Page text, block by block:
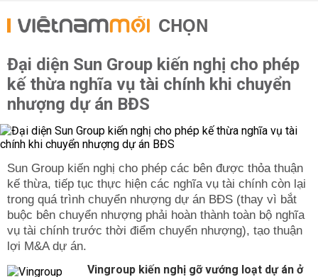
CHỌN
Đại diện Sun Group kiến nghị cho phép
kế thừa nghĩa vụ tài chính khi chuyển
nhượng dự án BĐS
Sun Group kiến nghị cho phép các bên được thỏa thuận
kế thừa, tiếp tục thực hiện các nghĩa vụ tài chính còn lại
trong quá trình chuyển nhượng dự án BĐS (thay vì bắt
buộc bên chuyển nhượng phải hoàn thành toàn bộ nghĩa
vụ tài chính trước thời điểm chuyển nhượng), tạo thuận
lợi M&A dự án.
Vingroup kiến nghị gỡ vướng loạt dự án ở